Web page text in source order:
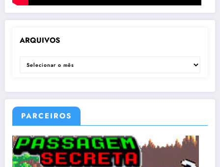
ARQUIVOS
ARQUIVOS
PARCEIROS